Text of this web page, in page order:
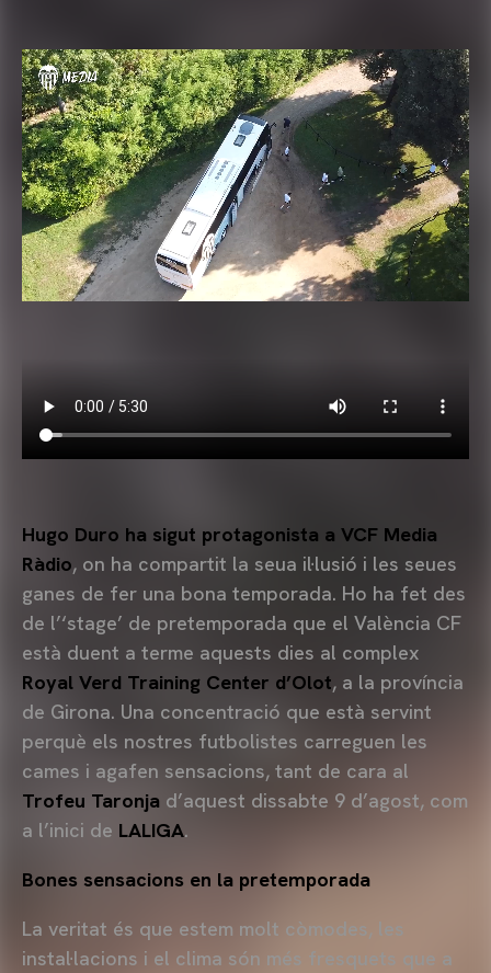
Hugo Duro ha sigut protagonista a VCF Media
Ràdio, on ha compartit la seua il·lusió i les seues
ganes de fer una bona temporada. Ho ha fet des
de l’‘stage’ de pretemporada que el València CF
està duent a terme aquests dies al complex
Royal Verd Training Center d’Olot, a la província
de Girona. Una concentració que està servint
perquè els nostres futbolistes carreguen les
cames i agafen sensacions, tant de cara al
Trofeu Taronja d’aquest dissabte 9 d’agost, com
a l’inici de LALIGA.
Bones sensacions en la pretemporada
La veritat és que estem molt còmodes, les
instal·lacions i el clima són més fresquets que a